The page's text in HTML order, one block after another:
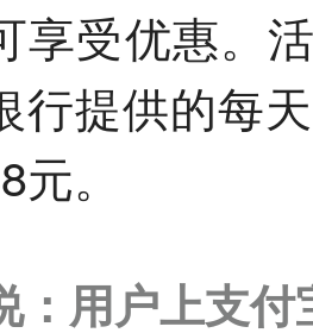
享受优惠。
行提供的每
。
：用户上支付